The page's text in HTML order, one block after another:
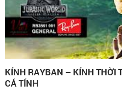
KÍNH RAYBAN – KÍNH THỜI
CÁ TÍNH